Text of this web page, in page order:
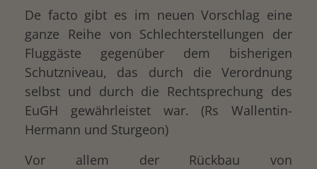
De facto gibt es im neuen Vorschlag eine
ganze Reihe von Schlechterstellungen der
Fluggäste gegenüber dem bisherigen
Schutzniveau, das durch die Verordnung
selbst und durch die Rechtsprechung des
EuGH gewährleistet war. (Rs Wallentin-
Hermann und Sturgeon)
Vor allem der Rückbau von